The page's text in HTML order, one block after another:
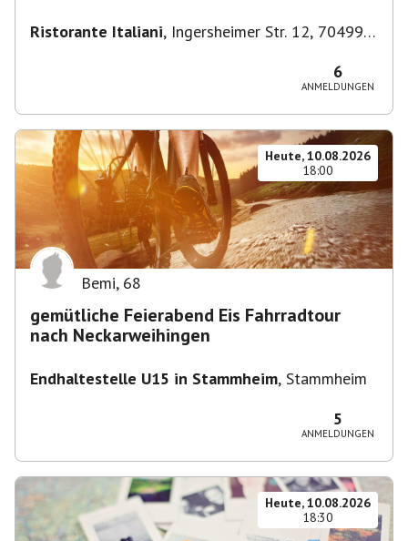
Ristorante Italiani, Ingersheimer Str. 12, 70499
6
ANMELDUNGEN
Heute, 10.08.2026
18:00
Bemi, 68
gemütliche Feierabend Eis Fahrradtour
nach Neckarweihingen
Endhaltestelle U15 in Stammheim, Stammheim
5
ANMELDUNGEN
Heute, 10.08.2026
18:30